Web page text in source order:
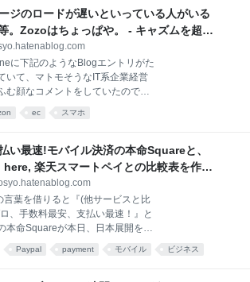
題になった（…ってもう半年も前
『Anki DRIVE（アンキドライ
LVCC South Hall Level1にでっ
x 30ft)の9コマという出展料
場所を取っているのに、写真の通
んで中に入ることもできない。壁
句が書いてあるのかとおもいき
ジのロードが遅いといっている人がいる
。Zozoはちょっぱや。 - キャズムを超え
に下記のようなBlogエントリがた
いて、マトモそうなIT系企業経営
む顔なコメントをしていたのでち
ないからねっ（照 WiFiで見ても楽
ウザの表示速度はめちゃくちゃ遅
プページです 50秒かかっても全
遅くなると売上が1％ダウンす
％くらいダウンしてるわ www な
いているのか、CSSの量が半端な
けど、永遠に読み込んでいます。
ec スマホ
い最速!モバイル決済の本命Squareと、
楽天スマートペイとの比較表を作っ
を超えろ！
葉を借りると『(他サービスと比
、手数料最安、支払い最速！』と
本命Squareが本日、日本展開を発
きの支払いタイミングと手数料で
でしょう、たぶんｗ と言うわけで
Paypal payment モバイル ビジネス